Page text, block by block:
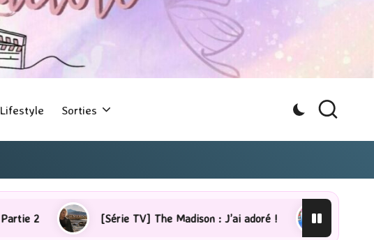
Lifestyle Sorties
[Série TV] The Madison : J’ai adoré ! [Lecture] La femme de